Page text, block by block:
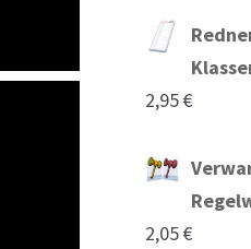
2,95€
2,05€